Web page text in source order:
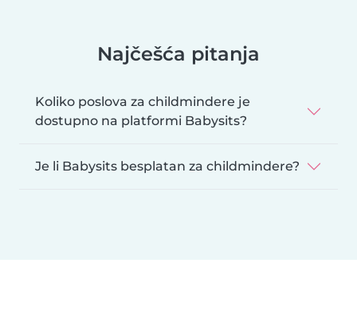
Najčešća pitanja
Koliko poslova za childmindere je
dostupno na platformi Babysits?
Je li Babysits besplatan za childmindere?